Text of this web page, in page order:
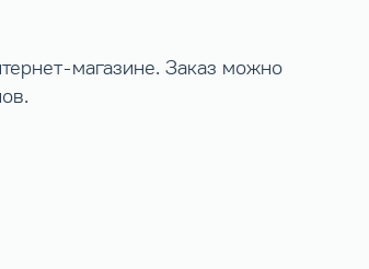
магазине. Заказ можно